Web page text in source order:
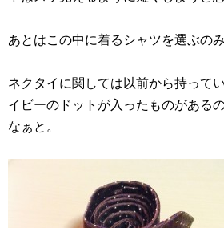
あとはこの中に着るシャツを選ぶのみ
ネクタイに関しては以前から持って
イビーのドットが入ったものがある
なぁと。